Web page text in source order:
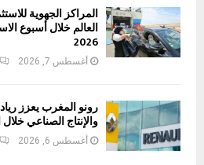
المراكز الجهوية
2026
أغسطس 7, 2026
رونو المغرب يعزز
والإنتاج الصناعي خلال
أغسطس 6, 2026